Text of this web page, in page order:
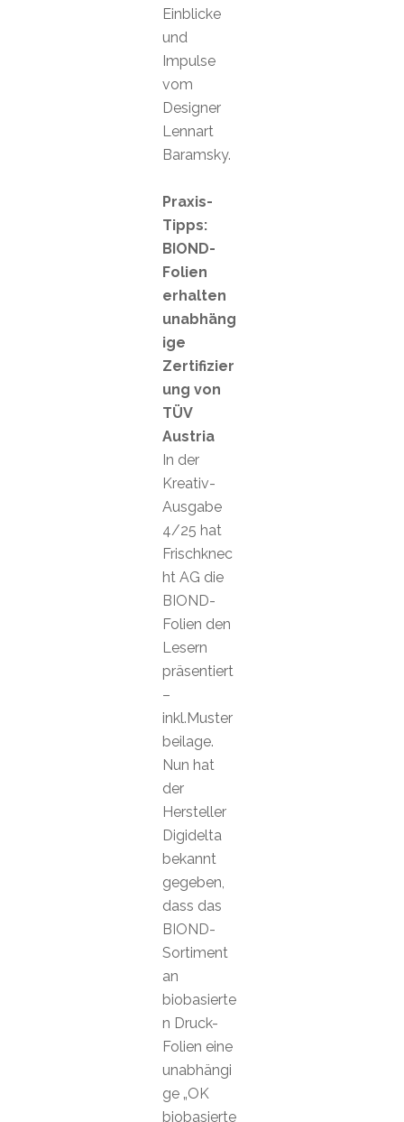
Einblicke
und
Impulse
vom
Designer
Lennart
Baramsky.
Praxis-
Tipps:
BIOND-
Folien
erhalten
unabhäng
ige
Zertifizier
ung von
TÜV
Austria
In der
Kreativ-
Ausgabe
4/25 hat
Frischknec
ht AG die
BIOND-
Folien den
Lesern
präsentiert
–
inkl.Muster
beilage.
Nun hat
der
Hersteller
Digidelta
bekannt
gegeben,
dass das
BIOND-
Sortiment
an
biobasierte
n Druck-
Folien eine
unabhängi
ge „OK
biobasierte